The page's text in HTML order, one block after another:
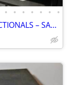
• • • • • • •
🔥 NEW OVERSTOCK MATTRESSES & SECTIONALS – SAVE BIG! 🔥